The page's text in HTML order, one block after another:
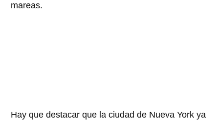
mareas.
Hay que destacar que la ciudad de Nueva York ya